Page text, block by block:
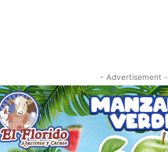
- Advertisement -